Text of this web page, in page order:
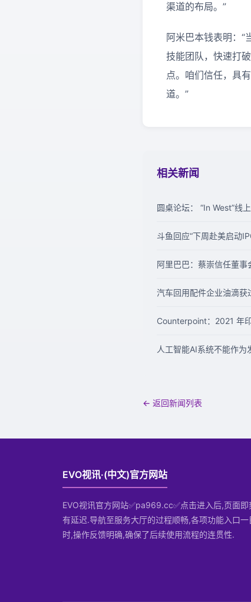
渠道的布局。”
阿米巴本钱表明：
技能团队，快速打
点。咱们信任，具
道。”
相关新闻
圆桌论坛： “In West”线
斗鱼回应“下周赴美启动
阿里巴巴：蔡崇信任董事
汽车回用配件企业油滴
Counterpoint：2021 年
人工智能AI系统不能作
← 返回新闻列表
EVO视讯·(中文)官方网站
EVO视讯官方网站✅pa969.cc✅点击进入后,页面
有延迟.导航至服务大厅的过程顺畅,各项功能入口
时,操作反馈明确,确保了后续使用流程的连贯性.